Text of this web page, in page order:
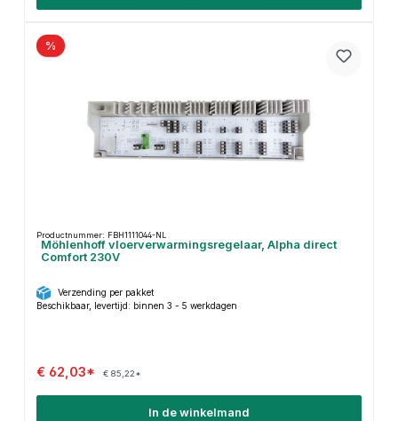
%
Productnummer: FBH1111044-NL
Möhlenhoff vloerverwarmingsregelaar, Alpha direct
Comfort 230V
Verzending per pakket
Beschikbaar, levertijd: binnen 3 - 5 werkdagen
€ 62,03* € 85,22*
In de winkelmand